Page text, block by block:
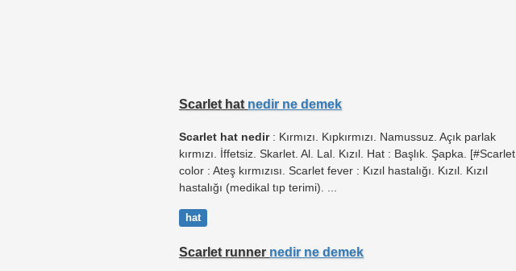
Scarlet hat nedir ne demek
Scarlet hat nedir: Kırmızı. Kıpkırmızı. Namussuz. Açık parlak
kırmızı. İffetsiz. Skarlet. Al. Lal. Kızıl. Hat : Başlık. Şapka. [#Scarlet
color : Ateş kırmızısı. Scarlet fever : Kızıl hastalığı. Kızıl. Kızıl
hastalığı (medikal tıp terimi). ...
hat
Scarlet runner nedir ne demek